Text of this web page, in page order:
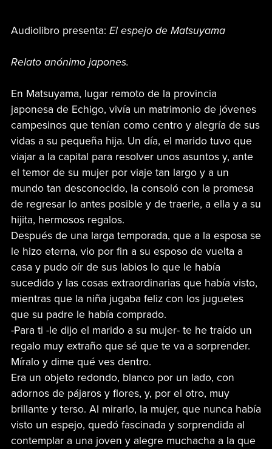
Audiolibro presenta: El espejo de Matsuyama
Relato anónimo japones.
En Matsuyama, lugar remoto de la provincia
japonesa de Echigo, vivía un matrimonio de jóvenes
campesinos que tenían como centro y alegría de sus
vidas a su pequeña hija. Un día, el marido tuvo que
viajar a la capital para resolver unos asuntos y, ante
el temor de su mujer por viaje tan largo y a un
mundo tan desconocido, la consoló con la promesa
de regresar lo antes posible y de traerle, a ella y a su
hijita, hermosos regalos.
Después de una larga temporada, que a la esposa se
le hizo eterna, vio por fin a su esposo de vuelta a
casa y pudo oír de sus labios lo que le había
sucedido y las cosas extraordinarias que había visto,
mientras que la niña jugaba feliz con los juguetes
que su padre le había comprado.
-Para ti -le dijo el marido a su mujer- te he traído un
regalo muy extraño que sé que te va a sorprender.
Míralo y dime qué ves dentro.
Era un objeto redondo, blanco por un lado, con
adornos de pájaros y flores, y, por el otro, muy
brillante y terso. Al mirarlo, la mujer, que nunca había
visto un espejo, quedó fascinada y sorprendida al
contemplar a una joven y alegre muchacha a la que